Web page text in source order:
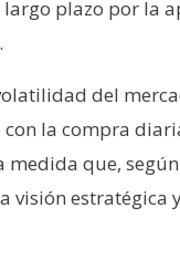
plazo por la
del
la compra
medida que,
visión estratégica